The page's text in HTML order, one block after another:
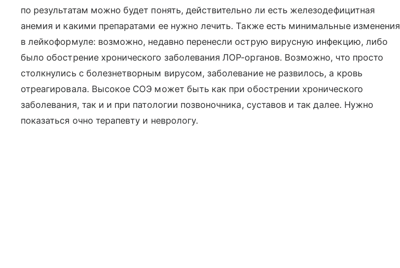
по результатам можно будет понять, действительно ли есть железодефицитная
анемия и какими препаратами ее нужно лечить. Также есть минимальные изменения
в лейкоформуле: возможно, недавно перенесли острую вирусную инфекцию, либо
было обострение хронического заболевания ЛОР-органов. Возможно, что просто
столкнулись с болезнетворным вирусом, заболевание не развилось, а кровь
отреагировала. Высокое СОЭ может быть как при обострении хронического
заболевания, так и и при патологии позвоночника, суставов и так далее. Нужно
показаться очно терапевту и неврологу.